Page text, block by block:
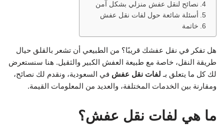
نصائح لنقل عفش منزلي بشكل آمن
أسئلة شائعة حول لفات نقل عفش
خاتمة
هل تفكر في نقل عفشك قريبًا؟ من الطبيعي أن تشعر بالقلق حيال
طريقة النقل، خاصة مع طبيعة العفش الكبير والثقيل. هنا سنستعرض
لك كل ما يتعلق بـ لفات نقل عفش في السعودية، ونقدم لك نصائح،
ومقارنة بين الخدمات المختلفة، والعديد من المعلومات القيمة.
ما هي لفات نقل عفش؟